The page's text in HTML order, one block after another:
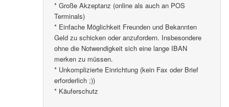
* Große Akzeptanz (online als auch an POS
Terminals)
* Einfache Möglichkeit Freunden und Bekannten
Geld zu schicken oder anzufordern. Insbesondere
ohne die Notwendigkeit sich eine lange IBAN
merken zu müssen.
* Unkomplizierte Einrichtung (kein Fax oder Brief
erforderlich ;))
* Käuferschutz